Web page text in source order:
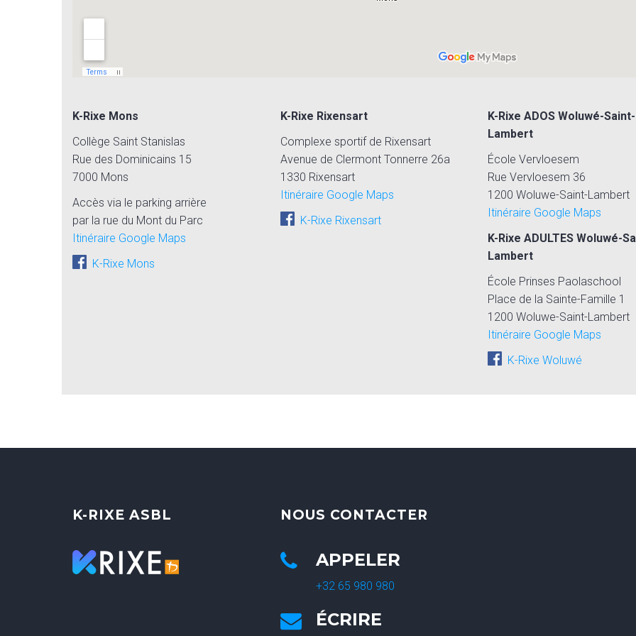
K-Rixe Mons
Collège Saint Stanislas
Rue des Dominicains 15
7000 Mons
Accès via le parking arrière
par la rue du Mont du Parc
Itinéraire Google Maps
K-Rixe Mons
K-Rixe Rixensart
Complexe sportif de Rixensart
Avenue de Clermont Tonnerre 26a
1330 Rixensart
Itinéraire Google Maps
K-Rixe Rixensart
K-Rixe ADOS Woluwé-Saint-
Lambert
École Vervloesem
Rue Vervloesem 36
1200 Woluwe-Saint-Lambert
Itinéraire Google Maps
K-Rixe ADULTES Woluwé-
Lambert
École Prinses Paolaschool
Place de la Sainte-Famille 1
1200 Woluwe-Saint-Lambert
Itinéraire Google Maps
K-Rixe Woluwé
K-RIXE ASBL NOUS CONTACTER
APPELER
+32 65 980 980
ÉCRIRE